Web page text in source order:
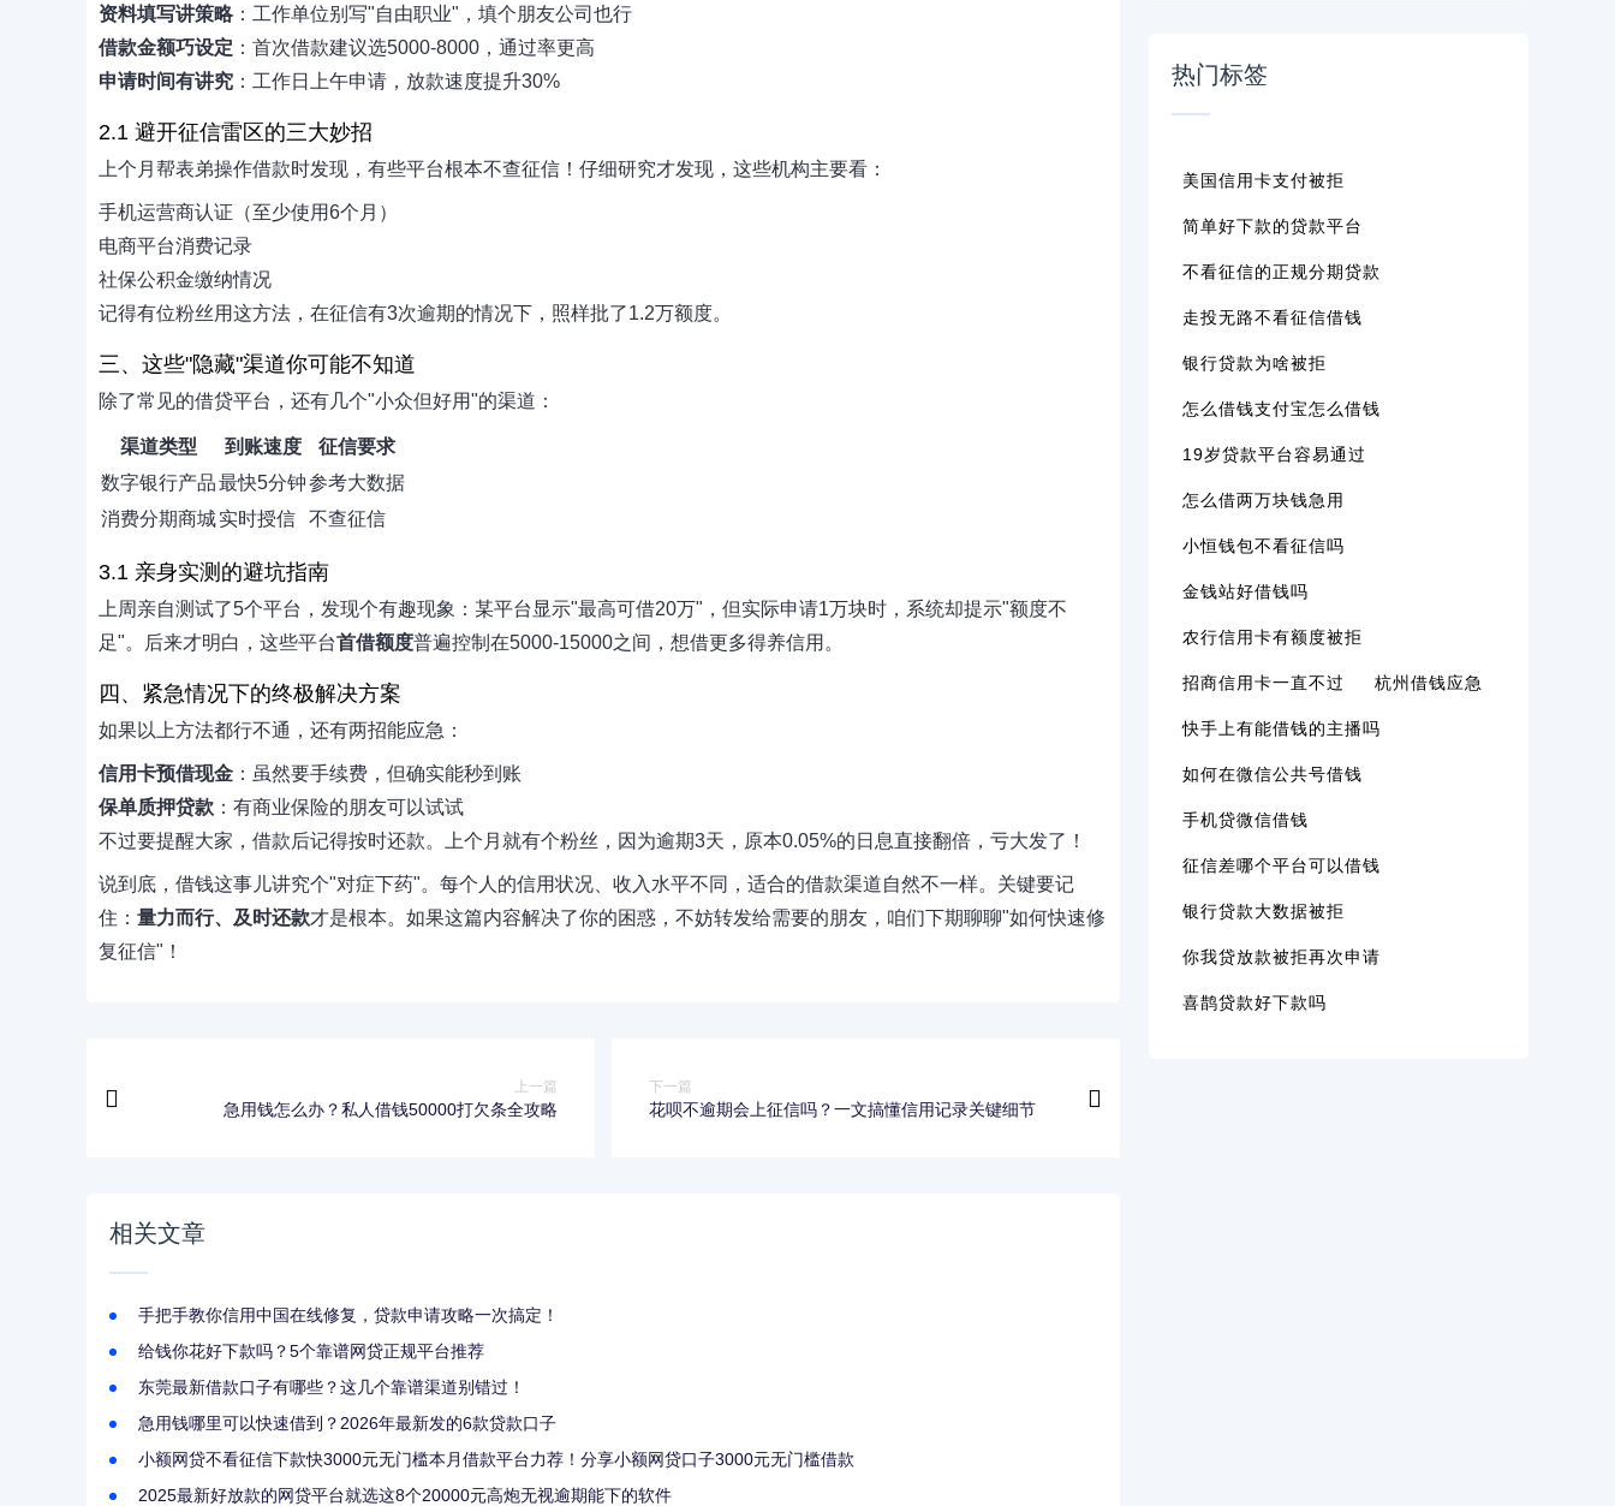
资料填写讲策略：工作单位别写"自由职业"，填个朋友公司也行
借款金额巧设定 ：首次借款建议选5000-8000，通过率更高
申请时间有讲究 ：工作日上午申请，放款速度提升30%
2.1 避开征信雷区的三大妙招
上个月帮表弟操作借款时发现，有些平台根本不查征信！仔细研究才发现，这些机构主要看：
手机运营商认证（至少使用6个月）
电商平台消费记录
社保公积金缴纳情况
记得有位粉丝用这方法，在征信有3次逾期的情况下，照样批了1.2万额度。
三、这些"隐藏"渠道你可能不知道
除了常见的借贷平台，还有几个"小众但好用"的渠道：
渠道类型 到账速度
征信要求
数字银行产品最快5分钟参考大数据
消费分期商城实时授信 不查征信
3.1 亲身实测的避坑指南
上周亲自测试了5个平台，发现个有趣现象：某平台显示"最高可借20万"，但实际申请1万块时，系统却提示"额度不
足"。后来才明白，这些平台首借额度普遍控制在5000-15000之间，想借更多得养信用。
四、紧急情况下的终极解决方案
如果以上方法都行不通，还有两招能应急：
信用卡预借现金 ：虽然要手续费，但确实能秒到账
保单质押贷款 ：有商业保险的朋友可以试试
不过要提醒大家，借款后记得按时还款。上个月就有个粉丝，因为逾期3天，原本0.05%的日息直接翻倍，亏大发了！
说到底，借钱这事儿讲究个"对症下药"。每个人的信用状况、收入水平不同，适合的借款渠道自然不一样。关键要记
住： 量力而行、及时还款才是根本。如果这篇内容解决了你的困惑，不妨转发给需要的朋友，咱们下期聊聊"如何快速修
复征信"！
上一篇
急用钱怎么办？私人借钱50000打欠条全攻略
下一篇
花呗不逾期会上征信吗？一文搞懂信用记录关键细节
相关文章
手把手教你信用中国在线修复，贷款申请攻略一次搞定！
给钱你花好下款吗？5个靠谱网贷正规平台推荐
东莞最新借款口子有哪些？这几个靠谱渠道别错过！
急用钱哪里可以快速借到？2026年最新发的6款贷款口子
小额网贷不看征信下款快3000元无门槛本月借款平台力荐！分享小额网贷口子3000元无门槛借款
2025最新好放款的网贷平台就选这8个20000元高炮无视逾期能下的软件
热门标签
美国信用卡支付被拒
简单好下款的贷款平台
不看征信的正规分期贷款
走投无路不看征信借钱
银行贷款为啥被拒
怎么借钱支付宝怎么借钱
19岁贷款平台容易通过
怎么借两万块钱急用
小恒钱包不看征信吗
金钱站好借钱吗
农行信用卡有额度被拒
招商信用卡一直不过 杭州借钱应急
快手上有能借钱的主播吗
如何在微信公共号借钱
手机贷微信借钱
征信差哪个平台可以借钱
银行贷款大数据被拒
你我贷放款被拒再次申请
喜鹊贷款好下款吗